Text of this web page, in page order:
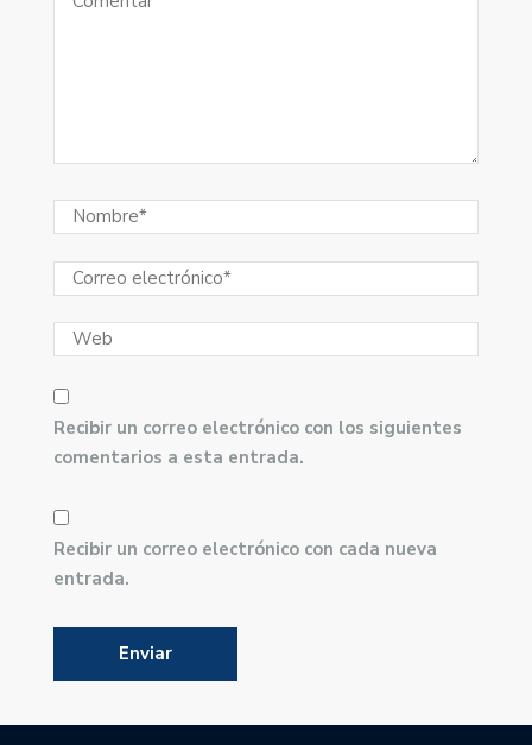
Recibir un correo electrónico con los siguientes
comentarios a esta entrada.
Recibir un correo electrónico con cada nueva
entrada.